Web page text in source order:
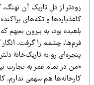
از دلِ تاریک آن نهنگ، که
و تکه‌های پراکنده‌ای
بود، به بیرون بجهم که
چشمم را گرفت. انگار کسی
رو به تاریک‌خانهٔ دلش باز
در تمام عمر به تجارت
هم سهمی ندارم. کار